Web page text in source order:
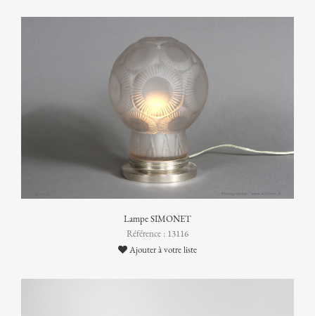
Lampe SIMONET
Référence : 13116
Ajouter à votre liste